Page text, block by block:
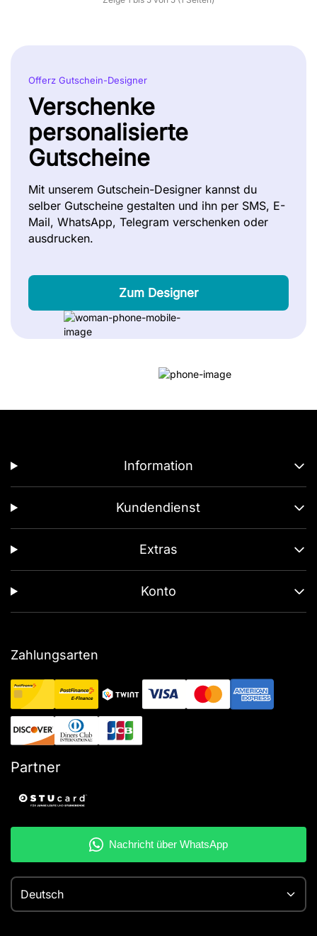
Offerz Gutschein-Designer
Verschenke
personalisierte
Gutscheine
Mit unserem Gutschein-Designer kannst du
selber Gutscheine gestalten und ihn per SMS, E-
Mail, WhatsApp, Telegram verschenken oder
ausdrucken.
Zum Designer
Information
Kundendienst
Extras
Konto
Zahlungsarten
Partner
Deutsch